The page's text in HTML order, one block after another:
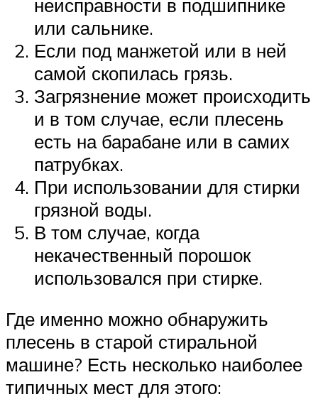
неисправности в подшипнике
или сальнике.
Если под манжетой или в ней
самой скопилась грязь.
Загрязнение может происходить
и в том случае, если плесень
есть на барабане или в самих
патрубках.
При использовании для стирки
грязной воды.
В том случае, когда
некачественный порошок
использовался при стирке.
Где именно можно обнаружить
плесень в старой стиральной
машине? Есть несколько наиболее
типичных мест для этого: